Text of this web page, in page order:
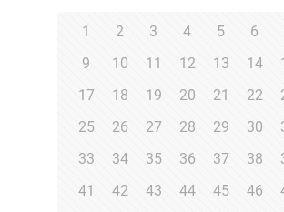
1 2 3 4 5 6
9
10 11 12 13 14
17
18 19 20 21 22
25
26 27 28 29 30
33
34 35 36 37 38
41
42 43 44 45 46